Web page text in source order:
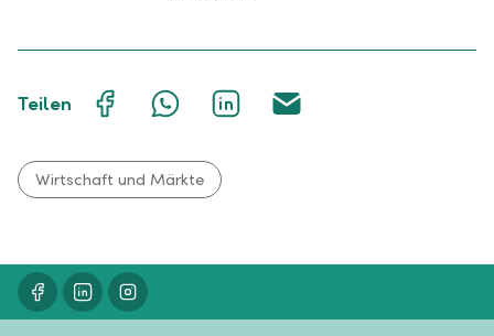
Teilen
Facebook WhatsAppLinkedIn
Wirtschaft und Märkte